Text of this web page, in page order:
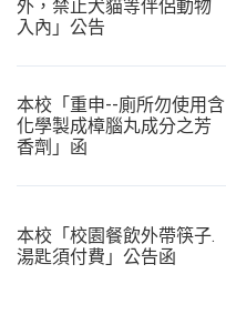
外，禁止犬貓等伴侶動物
入內」公告
本校「重申--廁所勿使用含
化學製成樟腦丸成分之芳
香劑」函
本校「校園餐飲外帶筷子.
湯匙須付費」公告函